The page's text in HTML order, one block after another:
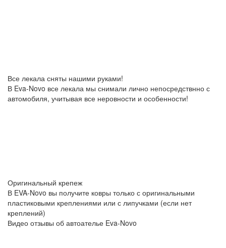
Все лекала сняты нашими руками!
В Eva-Novo все лекала мы снимали лично непосредствнно с
автомобиля, учитывая все неровности и особенности!
Оригинальный крепеж
В EVA-Novo вы получите ковры только с оригинальными
пластиковыми креплениями или с липучками (если нет
креплений)
Видео отзывы об автоателье Eva-Novo